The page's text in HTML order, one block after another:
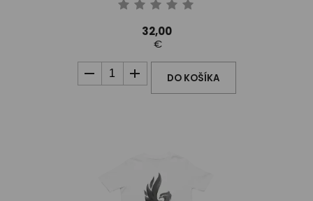
32,00
€
DO KOŠÍKA